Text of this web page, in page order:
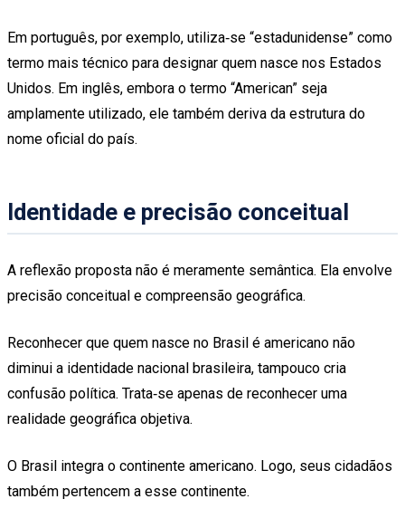
Em português, por exemplo, utiliza‑se “estadunidense” como
termo mais técnico para designar quem nasce nos Estados
Unidos. Em inglês, embora o termo “American” seja
amplamente utilizado, ele também deriva da estrutura do
nome oficial do país.
Identidade e precisão conceitual
A reflexão proposta não é meramente semântica. Ela envolve
precisão conceitual e compreensão geográfica.
Reconhecer que quem nasce no Brasil é americano não
diminui a identidade nacional brasileira, tampouco cria
confusão política. Trata‑se apenas de reconhecer uma
realidade geográfica objetiva.
O Brasil integra o continente americano. Logo, seus cidadãos
também pertencem a esse continente.